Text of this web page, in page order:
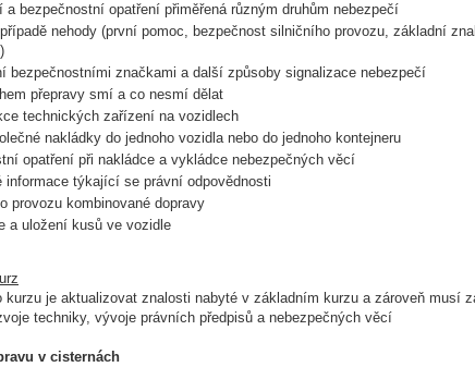
a bezpečnostní opatření přiměřená různým druhům nebezpečí
nehody (první pomoc, bezpečnost silničního provozu, základní
bezpečnostními značkami a další způsoby signalizace nebezpečí
přepravy smí a co nesmí dělat
technických zařízení na vozidlech
nakládky do jednoho vozidla nebo do jednoho kontejneru
opatření při nakládce a vykládce nebezpečných věcí
informace týkající se právní odpovědnosti
provozu kombinované dopravy
a uložení kusů ve vozidle
kurzu je aktualizovat znalosti nabyté v základním kurzu a zároveň musí
techniky, vývoje právních předpisů a nebezpečných věcí
v cisternách